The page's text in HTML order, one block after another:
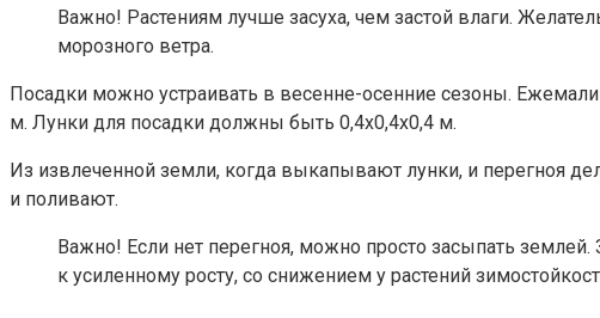
Важно! Растениям лучше засуха, чем застой влаги.
морозного ветра.
Посадки можно устраивать в весенне-осенние сезоны.
м. Лунки для посадки должны быть 0,4х0,4х0,4 м.
Из извлеченной земли, когда выкапывают лунки, и перегноя
и поливают.
Важно! Если нет перегноя, можно просто засыпать
к усиленному росту, со снижением у растений